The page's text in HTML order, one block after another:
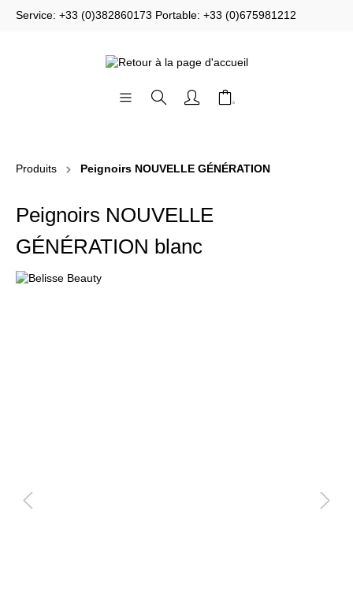
Service: +33 (0)382860173 Portable: +33 (0)675981212
Produits Peignoirs NOUVELLE GÉNÉRATION
Peignoirs NOUVELLE
GÉNÉRATION blanc